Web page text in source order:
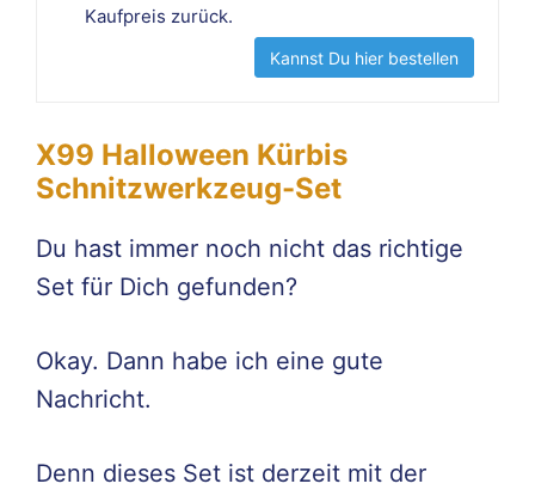
Kaufpreis zurück.
Kannst Du hier bestellen
X99 Halloween Kürbis
Schnitzwerkzeug-Set
Du hast immer noch nicht das richtige
Set für Dich gefunden?
Okay. Dann habe ich eine gute
Nachricht.
Denn dieses Set ist derzeit mit der